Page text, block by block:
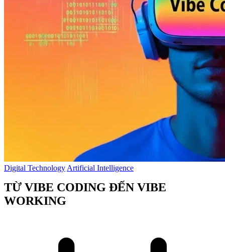
Digital Technology Artificial Intelligence
TỪ VIBE CODING ĐẾN VIBE
WORKING